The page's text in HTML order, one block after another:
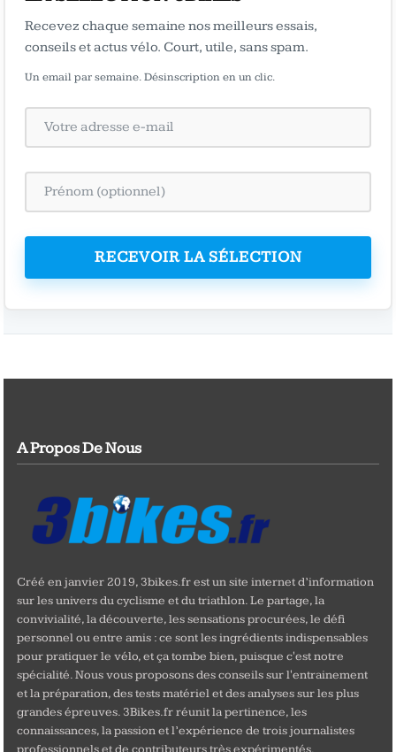
Recevez chaque semaine nos meilleurs essais,
conseils et actus vélo. Court, utile, sans spam.
Un email par semaine. Désinscription en un clic.
RECEVOIR LA SÉLECTION
A Propos De Nous
Créé en janvier 2019, 3bikes.fr est un site internet d’information
sur les univers du cyclisme et du triathlon. Le partage, la
convivialité, la découverte, les sensations procurées, le défi
personnel ou entre amis : ce sont les ingrédients indispensables
pour pratiquer le vélo, et ça tombe bien, puisque c'est notre
spécialité. Nous vous proposons des conseils sur l'entrainement
et la préparation, des tests matériel et des analyses sur les plus
grandes épreuves. 3Bikes.fr réunit la pertinence, les
connaissances, la passion et l’expérience de trois journalistes